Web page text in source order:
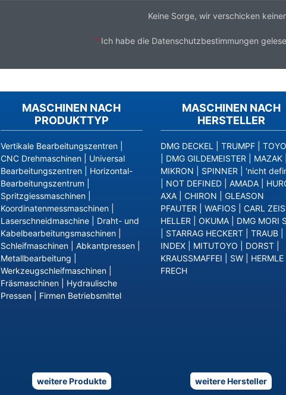
Keine Sorge, wir verschicken
* Ich habe die Datenschutzbestimmungen
MASCHINEN NACH
PRODUKTTYP
Vertikale Bearbeitungszentren
CNC Drehmaschinen
Universal
Bearbeitungszentren
Horizontal-
Bearbeitungszentrum
Spritzgiessmaschinen
Koordinatenmessmaschinen
Laserschneidmaschine
Draht- und
Kabelbearbeitungsmaschinen
Schleifmaschinen
Abkantpressen
Metallbearbeitung
Werkzeugschleifmaschinen
Fräsmaschinen
Hydraulische
Pressen
Firmen Betriebsmittel
weitere Produkte
MASCHINEN NACH
HERSTELLER
DMG DECKEL TRUMPF
DMG GILDEMEISTER MAZAK
MIKRON
SPINNER
'nicht
NOT DEFINED AMADA
AXA
CHIRON
GLEASON
PFAUTER
WAFIOS CARL
HELLER
OKUMA
DMG MORI
STARRAG HECKERT TRAUB
INDEX
MITUTOYO DORST
KRAUSSMAFFEI
SW HERMLE
FRECH
weitere Hersteller